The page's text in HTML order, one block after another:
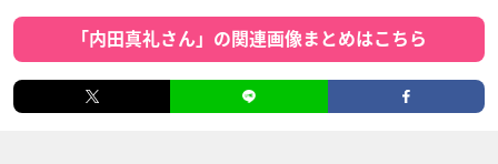
「内田真礼さん」の関連画像まとめはこちら